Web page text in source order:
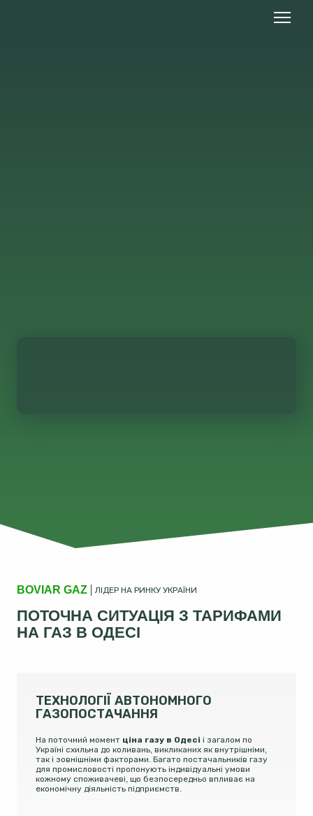
BOVIAR GAZ ЛІДЕР НА РИНКУ УКРАЇНИ
ПОТОЧНА СИТУАЦІЯ З ТАРИФАМИ
НА ГАЗ В ОДЕСІ
ТЕХНОЛОГІЇ АВТОНОМНОГО
ГАЗОПОСТАЧАННЯ
На поточний момент ціна газу в Одесі і загалом по
Україні схильна до коливань, викликаних як внутрішніми,
так і зовнішніми факторами. Багато постачальників газу
для промисловості пропонують індивідуальні умови
кожному споживачеві, що безпосередньо впливає на
економічну діяльність підприємств.